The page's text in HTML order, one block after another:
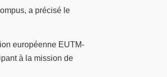
a précisé le
européenne EUTM-
à la mission de